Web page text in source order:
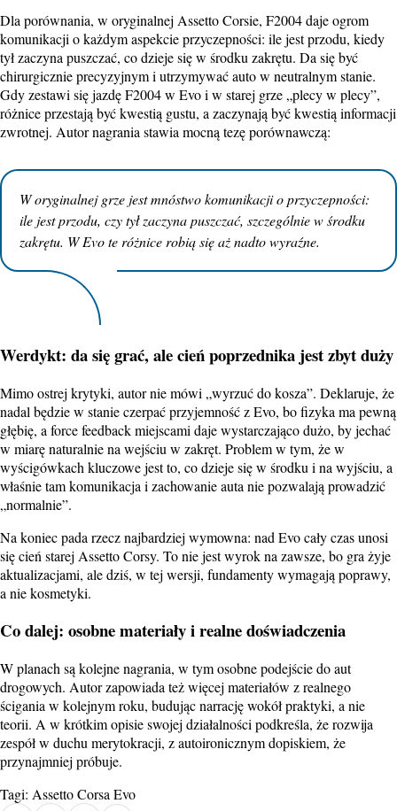
Dla porównania, w oryginalnej Assetto Corsie, F2004 daje ogrom
komunikacji o każdym aspekcie przyczepności: ile jest przodu, kiedy
tył zaczyna puszczać, co dzieje się w środku zakrętu. Da się być
chirurgicznie precyzyjnym i utrzymywać auto w neutralnym stanie.
Gdy zestawi się jazdę F2004 w Evo i w starej grze „plecy w plecy”,
różnice przestają być kwestią gustu, a zaczynają być kwestią informacji
zwrotnej. Autor nagrania stawia mocną tezę porównawczą:
W oryginalnej grze jest mnóstwo komunikacji o przyczepności:
ile jest przodu, czy tył zaczyna puszczać, szczególnie w środku
zakrętu. W Evo te różnice robią się aż nadto wyraźne.
Werdykt: da się grać, ale cień poprzednika jest zbyt duży
Mimo ostrej krytyki, autor nie mówi „wyrzuć do kosza”. Deklaruje, że
nadal będzie w stanie czerpać przyjemność z Evo, bo fizyka ma pewną
głębię, a force feedback miejscami daje wystarczająco dużo, by jechać
w miarę naturalnie na wejściu w zakręt. Problem w tym, że w
wyścigówkach kluczowe jest to, co dzieje się w środku i na wyjściu, a
właśnie tam komunikacja i zachowanie auta nie pozwalają prowadzić
„normalnie”.
Na koniec pada rzecz najbardziej wymowna: nad Evo cały czas unosi
się cień starej Assetto Corsy. To nie jest wyrok na zawsze, bo gra żyje
aktualizacjami, ale dziś, w tej wersji, fundamenty wymagają poprawy,
a nie kosmetyki.
Co dalej: osobne materiały i realne doświadczenia
W planach są kolejne nagrania, w tym osobne podejście do aut
drogowych. Autor zapowiada też więcej materiałów z realnego
ścigania w kolejnym roku, budując narrację wokół praktyki, a nie
teorii. A w krótkim opisie swojej działalności podkreśla, że rozwija
zespół w duchu merytokracji, z autoironicznym dopiskiem, że
przynajmniej próbuje.
Tagi: Assetto Corsa Evo